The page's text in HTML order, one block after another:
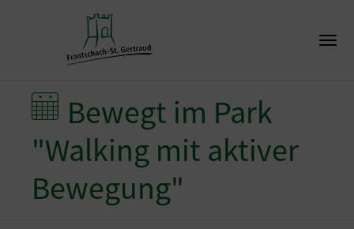
Bewegt im Park
"Walking mit aktiver
Bewegung"